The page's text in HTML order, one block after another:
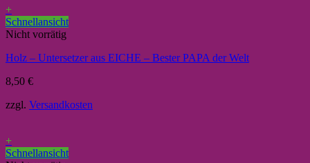
+
Schnellansicht
Nicht vorrätig
Holz – Untersetzer aus EICHE – Bester PAPA der Welt
8,50 €
zzgl. Versandkosten
+
Schnellansicht